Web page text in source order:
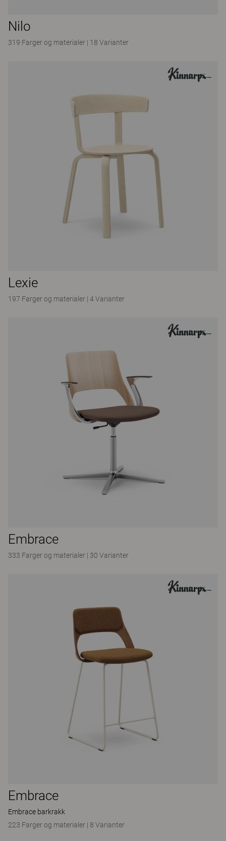
Nilo
319 Farger og materialer | 18 Varianter
Lexie
197 Farger og materialer | 4 Varianter
Embrace
333 Farger og materialer | 30 Varianter
Embrace
Embrace barkrakk
223 Farger og materialer | 8 Varianter